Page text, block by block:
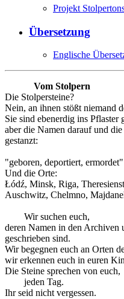
Projekt
Übersetzung
Englische
Vom Stolpern
Die Stolpersteine?
Nein, an ihnen stößt niemand
Sie sind ebenerdig ins Pflaster
aber die Namen darauf und
gestanzt:
"geboren, deportiert, ermordet"
Und die Orte:
Łódź, Minsk, Riga,
Auschwitz, Chelmno,
Wir suchen euch,
deren Namen in den Archiven
geschrieben sind.
Wir begegnen euch an Orten
wir erkennen euch in euren
Die Steine sprechen von euch,
jeden Tag.
Ihr seid nicht vergessen.